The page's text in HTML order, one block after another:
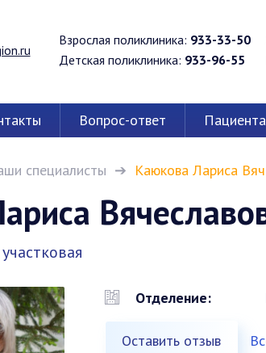
Взрослая поликлиника: 933-33-50
Детская поликлиника: 933-96-55
Вопрос-ответ
специалисты Каюкова Лариса
Отделение:
Оставить отзыв